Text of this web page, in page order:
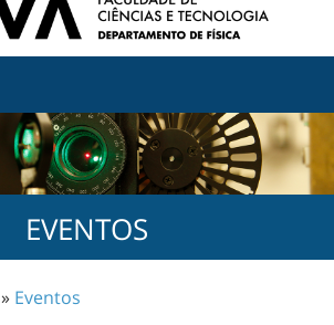
EVENTOS
» Eventos